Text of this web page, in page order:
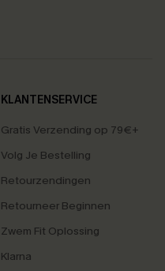
KLANTENSERVICE
Gratis Verzending op 79€+
Volg Je Bestelling
Retourzendingen
Retourneer Beginnen
Zwem Fit Oplossing
Klarna